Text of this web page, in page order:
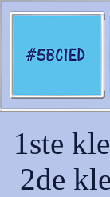
1ste
2de